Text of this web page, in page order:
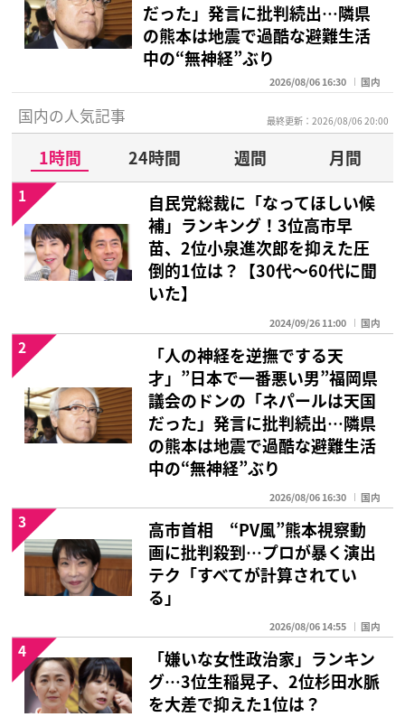
だった」発言に批判続出…隣県
の熊本は地震で過酷な避難生活
中の“無神経”ぶり
2026/08/06 16:30 国内
国内の人気記事 最終更新：2026/08/06 20:00
1時間 24時間 週間
月間
自民党総裁に「なってほしい候
補」ランキング！3位高市早
苗、2位小泉進次郎を抑えた圧
倒的1位は？【30代〜60代に聞
いた】
2024/09/26 11:00 国内
1
「人の神経を逆撫でする天
才」”日本で一番悪い男”福岡県
議会のドンの「ネパールは天国
だった」発言に批判続出…隣県
の熊本は地震で過酷な避難生活
中の“無神経”ぶり
2026/08/06 16:30 国内
2
高市首相 “PV風”熊本視察動
画に批判殺到…プロが暴く演出
テク「すべてが計算されてい
る」
2026/08/06 14:55 国内
3
「嫌いな女性政治家」ランキン
グ…3位生稲晃子、2位杉田水脈
を大差で抑えた1位は？
4